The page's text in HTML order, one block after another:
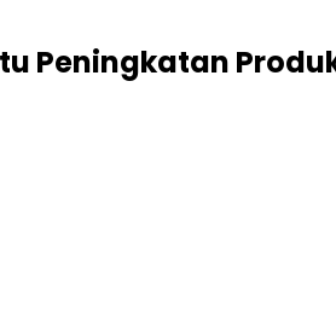
Peningkatan